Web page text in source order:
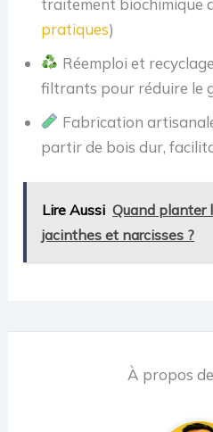
pratiques)
Réemploi et
filtrants pour réduire le
Fabrication
partir de bois dur,
Lire Aussi Quand planter
jacinthes et narcisses ?
À propos